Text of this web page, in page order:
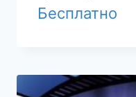
Бесплатно